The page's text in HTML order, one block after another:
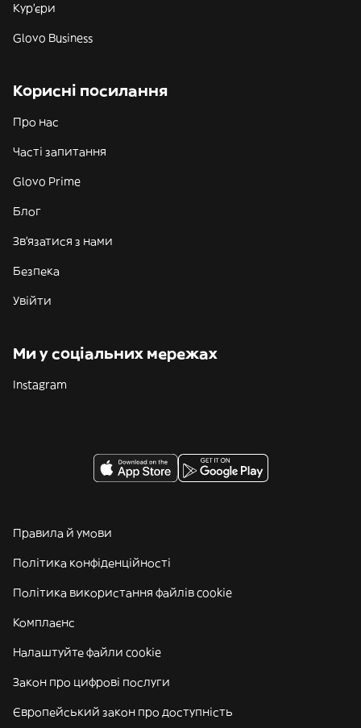
Кур'єри
Glovo Business
Корисні посилання
Про нас
Часті запитання
Glovo Prime
Блог
Зв'язатися з нами
Безпека
Увійти
Ми у соціальних мережах
Instagram
Правила й умови
Політика конфіденційності
Політика використання файлів cookie
Комплаєнс
Налаштуйте файли cookie
Закон про цифрові послуги
Європейський закон про доступність